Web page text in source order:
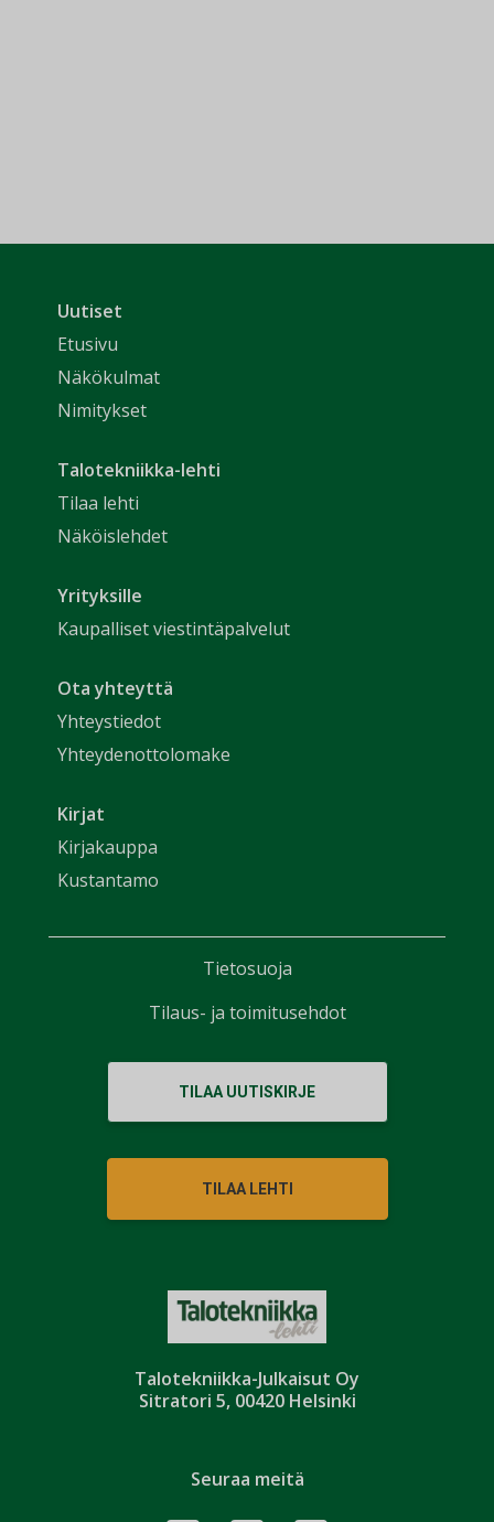
Talotekniikka-Julkaisut Oy
Sitratori 5, 00420 Helsinki
Uutiset
Etusivu
Näkökulmat
Nimitykset
Talotekniikka-lehti
Tilaa lehti
Näköislehdet
Yrityksille
Kaupalliset viestintäpalvelut
Ota yhteyttä
Yhteystiedot
Yhteydenottolomake
Kirjat
Kirjakauppa
Kustantamo
TILAA UUTISKIRJE
TILAA LEHTI
Seuraa meitä
Tietosuoja
Tilaus- ja toimitusehdot